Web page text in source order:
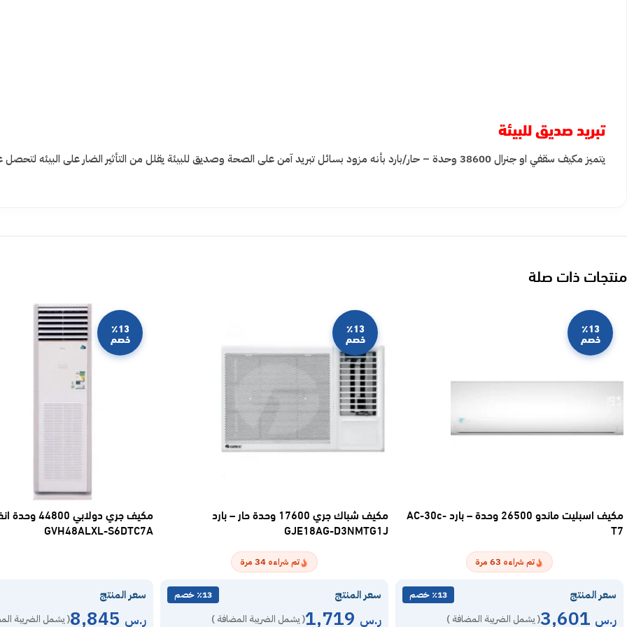
تبريد صديق للبيئة
يتميز مكيف سقفي او جنرال 38600 وحدة – حار/بارد بأنه مزود بسائل تبريد آمن على الصحة وصديق للبيئة يقلل من التأثير الضار على البيئه لتحصل على هواء نقي للحفاظ على صحتك
منتجات ذات صلة
٪13
خصم
مكيف اسبليت ماندو 26500 وحدة – بارد AC-30c-
T7
تم شراءه 63 مرة
سعر المنتج ٪13 خصم
ر.س ( يشمل الضريبة المضافة )
٪13
خصم
مكيف شباك جري 17600 وحدة حار – بارد
GJE18AG-D3NMTG1J
تم شراءه 34 مرة
سعر المنتج ٪13 خصم
ر.س ( يشمل الضريبة المضافة )
٪13
خصم
مكيف جري دولابي
GVH48ALXL-S6DTC7A
سعر المنتج
ر.س ( يشمل الضريبة